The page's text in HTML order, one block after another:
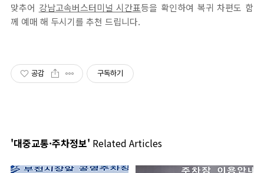
맞추어 강남고속버스터미널 시간표등을 확인하여 복귀 차편도 함
께 예매 해 두시기를 추천 드립니다.
공감 구독하기
'대중교통·주차정보' Related Articles